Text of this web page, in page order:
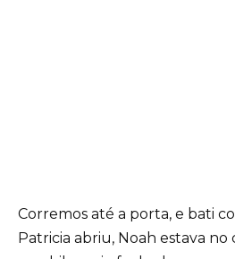
Corremos até a porta, e bati
Patricia abriu, Noah estava